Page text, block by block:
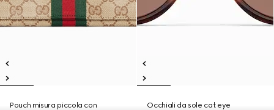
Pouch misura piccola con
Occhiali da sole cat eye